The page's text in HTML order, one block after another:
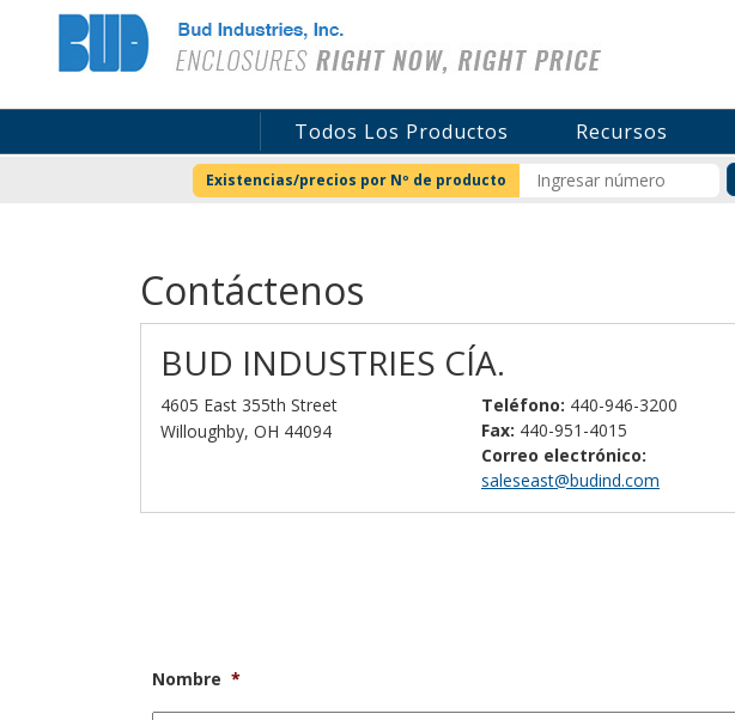
Bud Industries
Todos Los Productos Recursos
Existencias/precios por Nº de producto
Contáctenos
BUD INDUSTRIES CÍA.
4605 East 355th Street
Willoughby, OH 44094
Teléfono: 440-946-3200
Fax: 440-951-4015
Correo electrónico:
saleseast@budind.com
Nombre *